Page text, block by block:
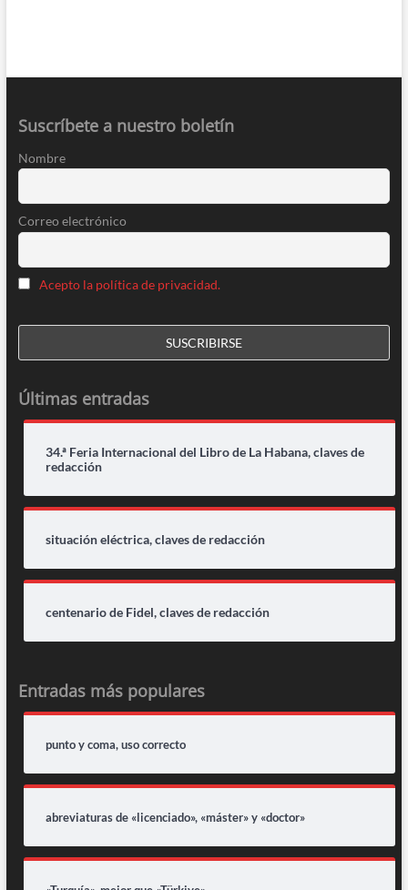
Suscríbete a nuestro boletín
Nombre
Correo electrónico
Acepto la política de privacidad.
Últimas entradas
34.ª Feria Internacional del Libro de La Habana, claves de
redacción
situación eléctrica, claves de redacción
centenario de Fidel, claves de redacción
Entradas más populares
punto y coma, uso correcto
abreviaturas de «licenciado», «máster» y «doctor»